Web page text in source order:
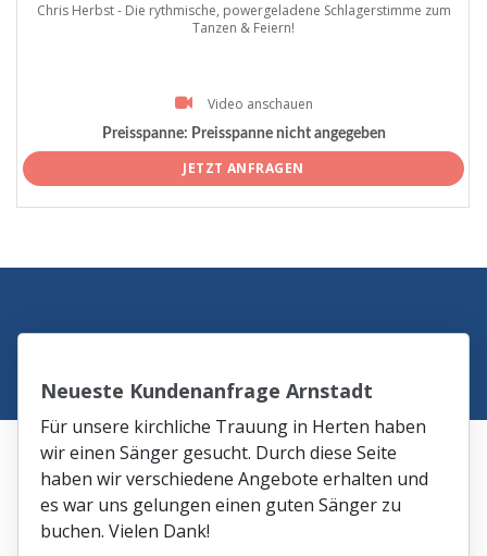
Chris Herbst - Die rythmische, powergeladene Schlagerstimme zum
Tanzen & Feiern!
Video anschauen
Preisspanne: Preisspanne nicht angegeben
JETZT ANFRAGEN
Neueste Kundenanfrage Arnstadt
Für unsere kirchliche Trauung in Herten haben
wir einen Sänger gesucht. Durch diese Seite
haben wir verschiedene Angebote erhalten und
es war uns gelungen einen guten Sänger zu
buchen. Vielen Dank!